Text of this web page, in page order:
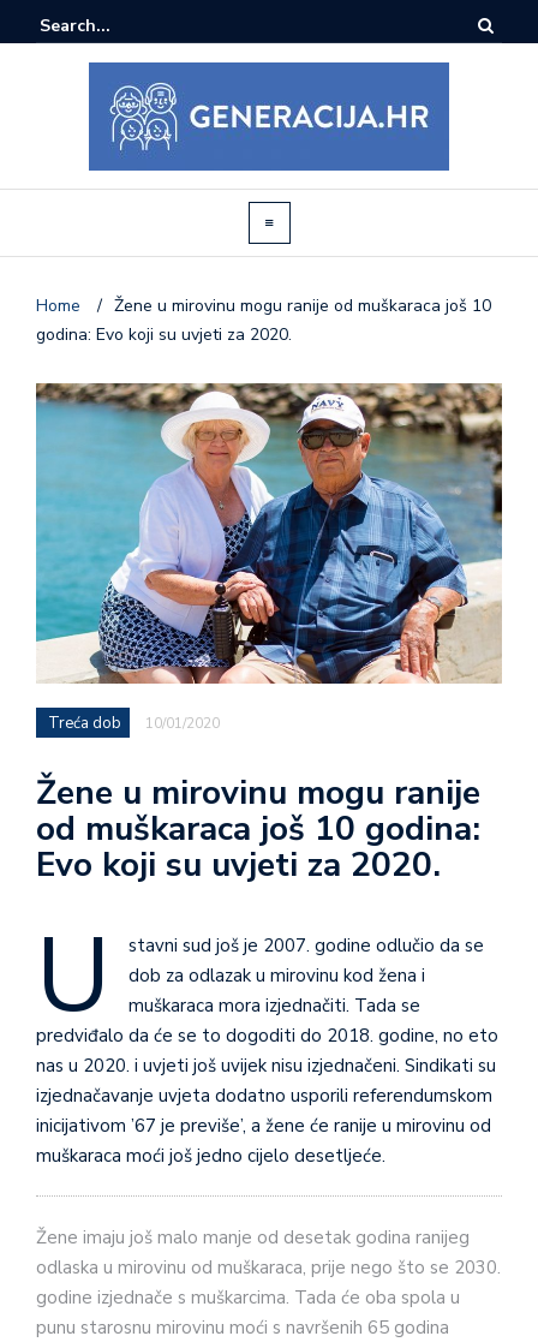
Home / Žene u mirovinu mogu ranije od muškaraca još 10
godina: Evo koji su uvjeti za 2020.
Treća dob 10/01/2020
Žene u mirovinu mogu ranije
od muškaraca još 10 godina:
Evo koji su uvjeti za 2020.
U
stavni sud još je 2007. godine odlučio da se
dob za odlazak u mirovinu kod žena i
muškaraca mora izjednačiti. Tada se
predviđalo da će se to dogoditi do 2018. godine, no eto
nas u 2020. i uvjeti još uvijek nisu izjednačeni. Sindikati su
izjednačavanje uvjeta dodatno usporili referendumskom
inicijativom ’67 je previše’, a žene će ranije u mirovinu od
muškaraca moći još jedno cijelo desetljeće.
Žene imaju još malo manje od desetak godina ranijeg
odlaska u mirovinu od muškaraca, prije nego što se 2030.
godine izjednače s muškarcima. Tada će oba spola u
punu starosnu mirovinu moći s navršenih 65 godina